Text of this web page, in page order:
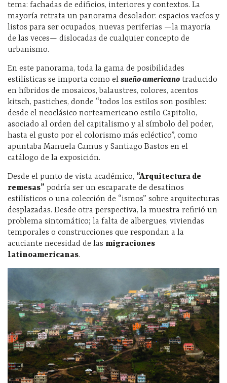
tema: fachadas de edificios, interiores y contextos. La
mayoría retrata un panorama desolador: espacios vacíos y
listos para ser ocupados, nuevas periferias —la mayoría
de las veces— dislocadas de cualquier concepto de
urbanismo.
En este panorama, toda la gama de posibilidades
estilísticas se importa como el sueño americano traducido
en híbridos de mosaicos, balaustres, colores, acentos
kitsch, pastiches, donde “todos los estilos son posibles:
desde el neoclásico norteamericano estilo Capitolio,
asociado al orden del capitalismo y al símbolo del poder,
hasta el gusto por el colorismo más ecléctico”, como
apuntaba Manuela Camus y Santiago Bastos en el
catálogo de la exposición.
Desde el punto de vista académico, “Arquitectura de
remesas” podría ser un escaparate de desatinos
estilísticos o una colección de “ismos” sobre arquitecturas
desplazadas. Desde otra perspectiva, la muestra refirió un
problema sintomático; la falta de albergues, viviendas
temporales o construcciones que respondan a la
acuciante necesidad de las migraciones
latinoamericanas.